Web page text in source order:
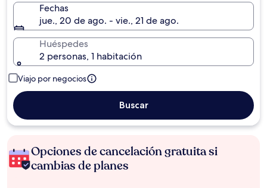
Fechas
jue., 20 de ago. - vie., 21 de ago.
Huéspedes
2 personas, 1 habitación
Viajo por negocios
Buscar
Opciones de cancelación gratuita si
cambias de planes